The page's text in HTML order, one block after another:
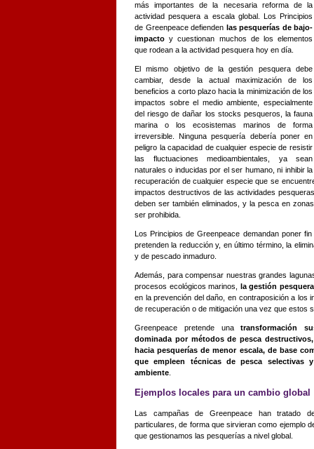
más importantes de la necesaria reforma de la
actividad pesquera a escala global. Los Principios
de Greenpeace defienden las pesquerías de bajo-
impacto y cuestionan muchos de los elementos
que rodean a la actividad pesquera hoy en día.
El mismo objetivo de la gestión pesquera debe
cambiar, desde la actual maximización de los
beneficios a corto plazo hacia la minimización de los
impactos sobre el medio ambiente, especialmente
del riesgo de dañar los stocks pesqueros, la fauna
marina o los ecosistemas marinos de forma
irreversible. Ninguna pesquería debería poner en
peligro la capacidad de cualquier especie de resistir
las fluctuaciones medioambientales, ya sean
naturales o inducidas por el ser humano, ni inhibir la
recuperación de cualquier especie que se
impactos destructivos de las actividades
deben ser también eliminados, y la pesca en
ser prohibida.
Los Principios de Greenpeace demandan poner
pretenden la reducción y, en último término, la
y de pescado inmaduro.
Además, para compensar nuestras grandes
procesos ecológicos marinos,
la gestión
en la prevención del daño, en contraposición a los
de recuperación o de mitigación una vez que estos
Greenpeace pretende unatransformación
dominada por métodos de pesca
hacia pesquerías de menor escala, de base
que empleen técnicas de pesca selectivas
ambiente.
Ejemplos locales para un cambio global
Las campañas de Greenpeace han tratado
particulares, de forma que sirvieran como ejemplo
que gestionamos las pesquerías a nivel global.